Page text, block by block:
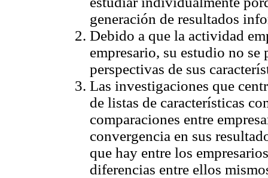
generación de resultados
Debido a que la actividad
empresario, su estudio no se
perspectivas de sus
Las investigaciones que
de listas de características
comparaciones entre
convergencia en sus
que hay entre los
diferencias entre ellos